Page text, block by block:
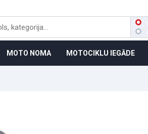
MOTO NOMA MOTOCIKLU IEGĀDE